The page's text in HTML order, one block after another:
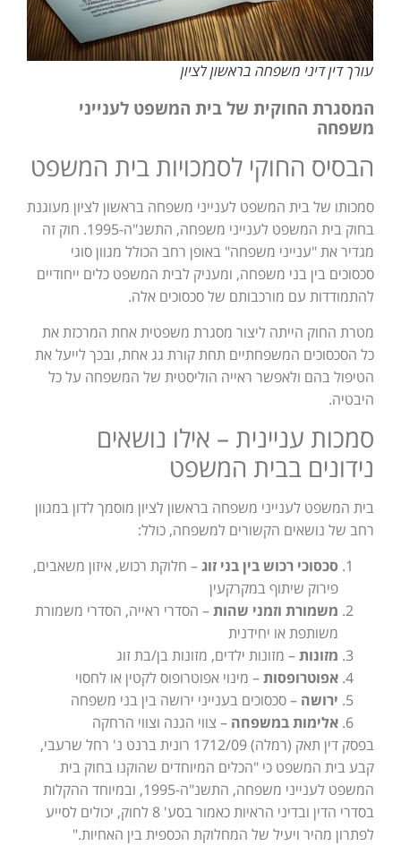
עורך דין דיני משפחה בראשון לציון
המסגרת החוקית של בית המשפט לענייני
משפחה
הבסיס החוקי לסמכויות בית המשפט
סמכותו של בית המשפט לענייני משפחה בראשון לציון מעוגנת
בחוק בית המשפט לענייני משפחה, התשנ"ה-1995. חוק זה
מגדיר את "ענייני משפחה" באופן רחב הכולל מגוון סוגי
סכסוכים בין בני משפחה, ומעניק לבית המשפט כלים ייחודיים
להתמודדות עם מורכבותם של סכסוכים אלה.
מטרת החוק הייתה ליצור מסגרת משפטית אחת המרכזת את
כל הסכסוכים המשפחתיים תחת קורת גג אחת, ובכך לייעל את
הטיפול בהם ולאפשר ראייה הוליסטית של המשפחה על כל
היבטיה.
סמכות עניינית – אילו נושאים
נידונים בבית המשפט
בית המשפט לענייני משפחה בראשון לציון מוסמך לדון במגוון
רחב של נושאים הקשורים למשפחה, כולל:
סכסוכי רכוש בין בני זוג– חלוקת רכוש, איזון משאבים,
פירוק שיתוף במקרקעין
משמורת וזמני שהות– הסדרי ראייה, הסדרי משמורת
משותפת או יחידנית
מזונות– מזונות ילדים, מזונות בן/בת זוג
אפוטרופסות– מינוי אפוטרופוס לקטין או לחסוי
ירושה – סכסוכים בענייני ירושה בין בני משפחה
אלימות במשפחה – צווי הגנה וצווי הרחקה
בפסק דין תאק (רמלה) 1712/09 רונית ברנט נ' רחל שרעבי,
קבע בית המשפט כי "הכלים המיוחדים שהוקנו בחוק בית
המשפט לענייני משפחה, התשנ"ה-1995, ובמיוחד ההקלות
בסדרי הדין ובדיני הראיות כאמור בסע' 8 לחוק, יכולים לסייע
לפתרון מהיר ויעיל של המחלוקת הכספית בין האחיות."